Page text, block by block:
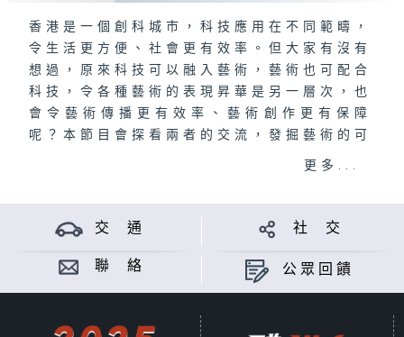
香港是一個創科城市，科技應用在不同範疇，
令生活更方便、社會更有效率。但大家有沒有
想過，原來科技可以融入藝術，藝術也可配合
科技，令各種藝術的表現昇華是另一層次，也
會令藝術傳播更有效率、藝術創作更有保障
呢？本節目會探看兩者的交流，發掘藝術的可
能性及科技的可塑性，以及展望藝術與科技的
黎展維製作
意見
更多...
交 通 社 交
聯 絡 公眾回饋